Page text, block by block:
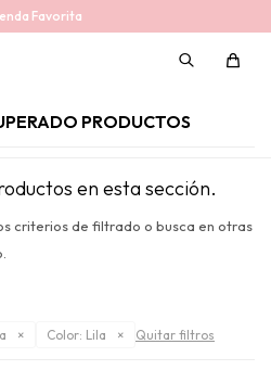
Favorita
PRODUCTOS
en esta sección.
criterios de filtrado o busca en otras
Color: Lila Quitar filtros